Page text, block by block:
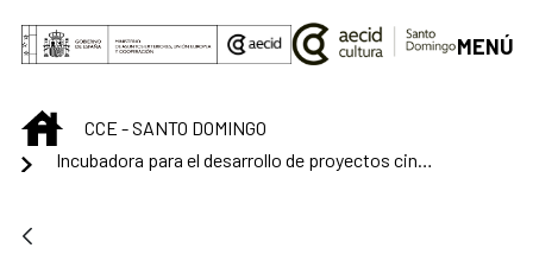
Saltar al contenido principal
MENÚ
INICIOCCE - SANTO DOMINGO
Incubadora para el desarrollo de proyectos cinematográficos de género